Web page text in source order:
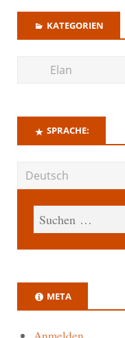
KATEGORIEN
SPRACHE:
META